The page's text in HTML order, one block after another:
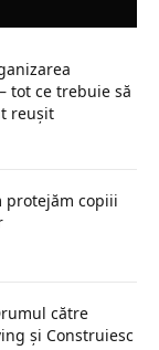
tot ce trebuie să
reușit
protejăm copiii
către
și Construiesc